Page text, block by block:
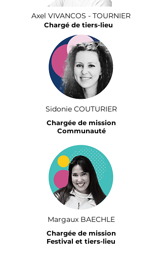
Axel VIVANCOS - TOURNIER
Chargé de tiers-lieu
Sidonie COUTURIER
Chargée de mission
Communauté
Margaux BAECHLE
Chargée de mission
Festival et tiers-lieu